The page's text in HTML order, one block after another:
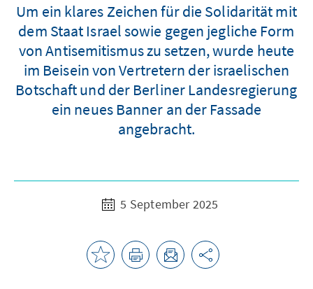
Um ein klares Zeichen für die Solidarität mit
dem Staat Israel sowie gegen jegliche Form
von Antisemitismus zu setzen, wurde heute
im Beisein von Vertretern der israelischen
Botschaft und der Berliner Landesregierung
ein neues Banner an der Fassade
angebracht.
5 September 2025